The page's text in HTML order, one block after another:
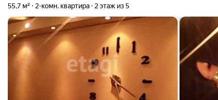
55,7 м² 2-комн. квартира 2 этаж из 5